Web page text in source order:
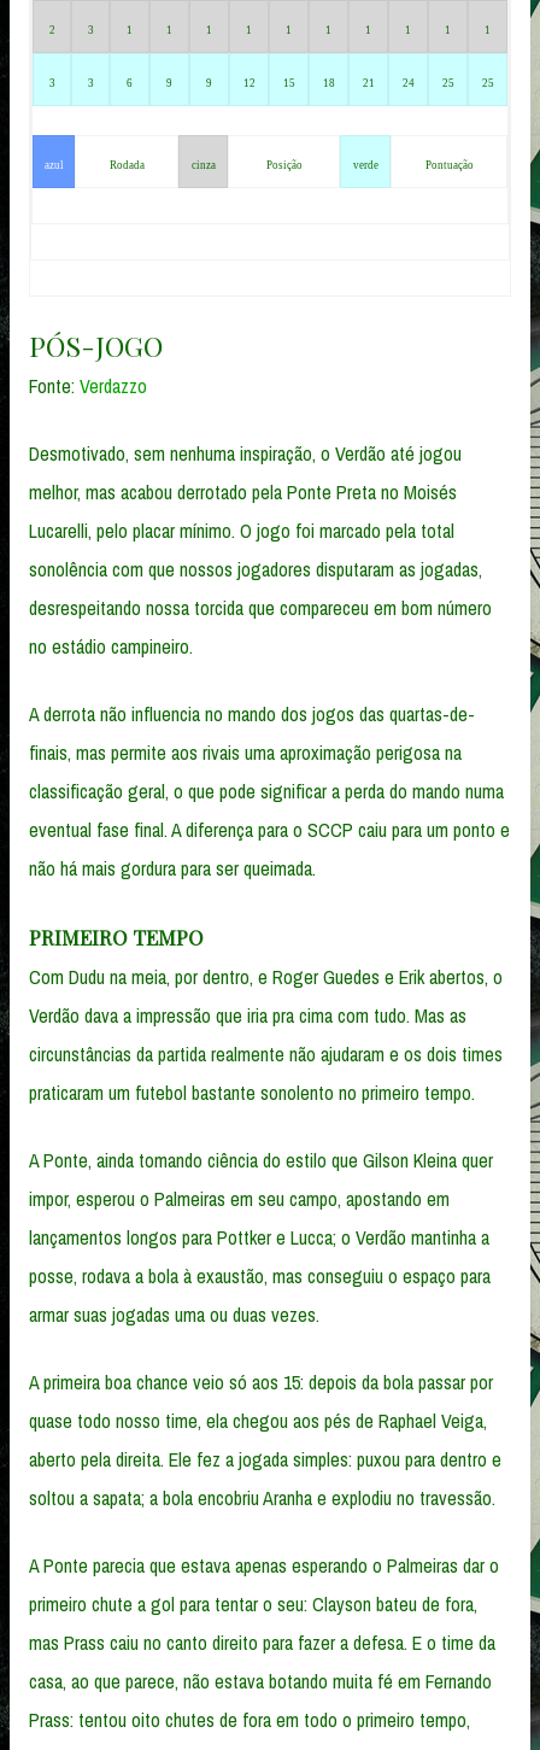
2 3 1 1 1 1 1 1 1 1 1 1
3 3 6 9 9 12 15 18 21 24 25 25
azul Rodada cinza Posição verde Pontuação
PÓS-JOGO
Fonte:Verdazzo
Desmotivado, sem nenhuma inspiração, o Verdão até jogou
melhor, mas acabou derrotado pela Ponte Preta no Moisés
Lucarelli, pelo placar mínimo. O jogo foi marcado pela total
sonolência com que nossos jogadores disputaram as jogadas,
desrespeitando nossa torcida que compareceu em bom número
no estádio campineiro.
A derrota não influencia no mando dos jogos das quartas-de-
finais, mas permite aos rivais uma aproximação perigosa na
classificação geral, o que pode significar a perda do mando numa
eventual fase final. A diferença para o SCCP caiu para um ponto e
não há mais gordura para ser queimada.
PRIMEIRO TEMPO
Com Dudu na meia, por dentro, e Roger Guedes e Erik abertos, o
Verdão dava a impressão que iria pra cima com tudo. Mas as
circunstâncias da partida realmente não ajudaram e os dois times
praticaram um futebol bastante sonolento no primeiro tempo.
A Ponte, ainda tomando ciência do estilo que Gilson Kleina quer
impor, esperou o Palmeiras em seu campo, apostando em
lançamentos longos para Pottker e Lucca; o Verdão mantinha a
posse, rodava a bola à exaustão, mas conseguiu o espaço para
armar suas jogadas uma ou duas vezes.
A primeira boa chance veio só aos 15: depois da bola passar por
quase todo nosso time, ela chegou aos pés de Raphael Veiga,
aberto pela direita. Ele fez a jogada simples: puxou para dentro e
soltou a sapata; a bola encobriu Aranha e explodiu no travessão.
A Ponte parecia que estava apenas esperando o Palmeiras dar o
primeiro chute a gol para tentar o seu: Clayson bateu de fora,
mas Prass caiu no canto direito para fazer a defesa. E o time da
casa, ao que parece, não estava botando muita fé em Fernando
Prass: tentou oito chutes de fora em todo o primeiro tempo,